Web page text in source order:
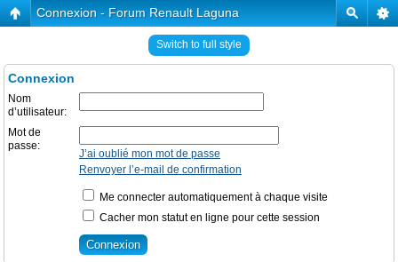
Connexion - Forum Renault Laguna
Switch to full style
Connexion
Nom
d’utilisateur:
Mot de
passe:
J’ai oublié mon mot de passe
Renvoyer l’e-mail de confirmation
Me connecter automatiquement à chaque visite
Cacher mon statut en ligne pour cette session